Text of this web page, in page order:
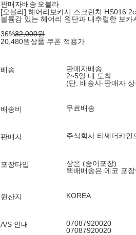
판매자배송 오블라
[오블라] 헤어리보카시 스크런치 HS016
볼륨감 있는 헤어리 원단과 내추럴한 보카
36%32,000원
20,480원상품 쿠폰 적용가
배송
판매자배송
2~5일 내 도착
(단, 배송사·판매자
배송비 무료배송
판매자 주식회사 티쎄더카인
포장타입
상온 (종이포장)
택배배송은 에코 포
원산지 KOREA
A/S 안내
07087920020
07087920020